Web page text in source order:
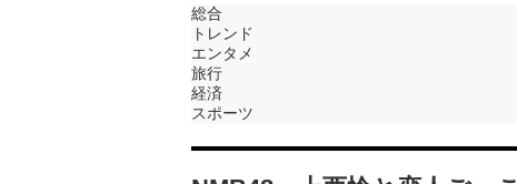
総合
トレンド
エンタメ
旅行
経済
スポーツ